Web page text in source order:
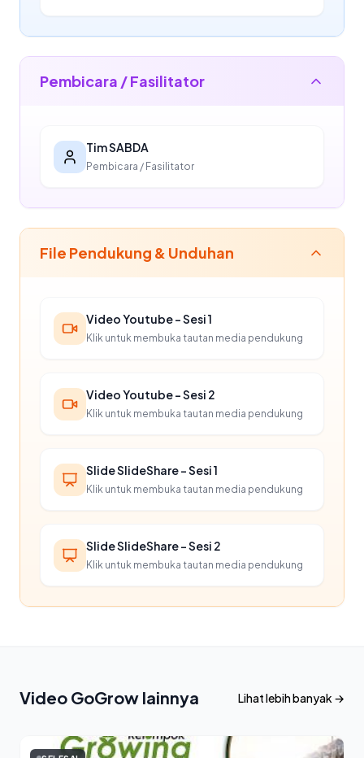
Pembicara / Fasilitator
Tim SABDA
Pembicara / Fasilitator
File Pendukung & Unduhan
Video Youtube - Sesi 1
Klik untuk membuka tautan media pendukung
Video Youtube - Sesi 2
Klik untuk membuka tautan media pendukung
Slide SlideShare - Sesi 1
Klik untuk membuka tautan media pendukung
Slide SlideShare - Sesi 2
Klik untuk membuka tautan media pendukung
Video GoGrow lainnya Lihat lebih banyak →